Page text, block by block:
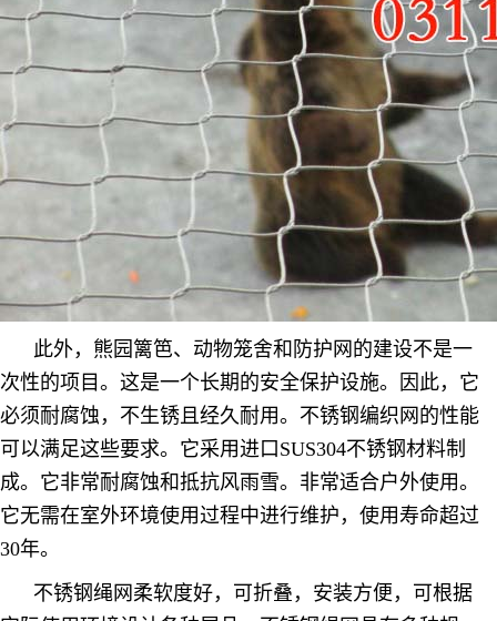
此外，熊园篱笆、动物笼舍和防护网的建设不是一
次性的项目。这是一个长期的安全保护设施。因此，它
必须耐腐蚀，不生锈且经久耐用。不锈钢编织网的性能
可以满足这些要求。它采用进口SUS304不锈钢材料制
成。它非常耐腐蚀和抵抗风雨雪。非常适合户外使用。
它无需在室外环境使用过程中进行维护，使用寿命超过
30年。
不锈钢绳网柔软度好，可折叠，安装方便，可根据